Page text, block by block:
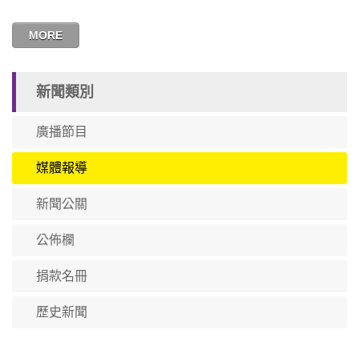
MORE
新聞類別
廣播節目
媒體報導
新聞公關
公佈欄
捐款名冊
歷史新聞